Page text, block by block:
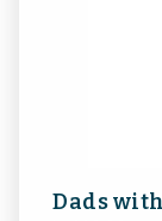
Dads